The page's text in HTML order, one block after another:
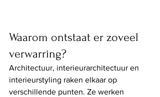
Waarom ontstaat er zoveel
verwarring?
Architectuur, interieurarchitectuur en
interieurstyling raken elkaar op
verschillende punten. Ze werken